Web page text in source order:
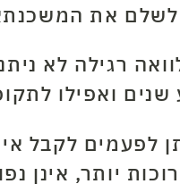
לשלם את
רגילה לא
שנים ואפילו
לפעמים לקבל
יותר, אינן